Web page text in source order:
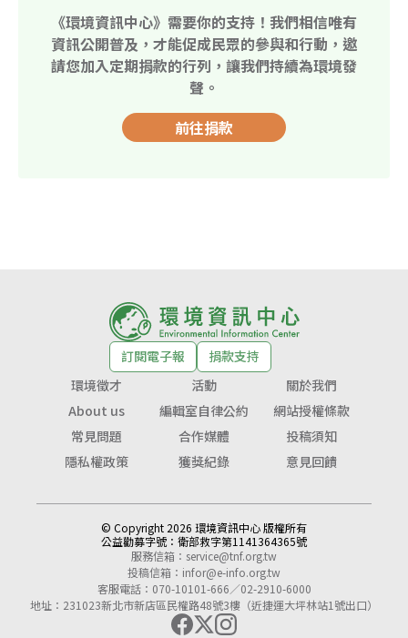
《環境資訊中心》需要你的支持！我們相信唯有
資訊公開普及，才能促成民眾的參與和行動，邀
請您加入定期捐款的行列，讓我們持續為環境發
聲。
前往捐款
訂閱電子報
捐款支持
環境徵才
活動
關於我們
About us
編輯室自律公約
網站授權條款
常見問題
合作媒體
投稿須知
隱私權政策
獲獎紀錄 意見回饋
© Copyright 2026 環境資訊中心 版權所有
公益勸募字號： 衛部救字第1141364365號
服務信箱： service@tnf.org.tw
投稿信箱： infor@e-info.org.tw
客服電話：070-10101-666／02-2910-6000
地址：231023新北市新店區民權路48號3樓（近捷運大坪林站1號出口）